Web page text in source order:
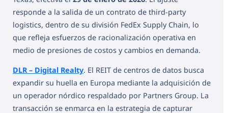
responde a la salida de un contrato de third-party
logistics, dentro de su división FedEx Supply Chain, lo
que refleja esfuerzos de racionalización operativa en
medio de presiones de costos y cambios en demanda.
DLR – Digital Realty. El REIT de centros de datos busca
expandir su huella en Europa mediante la adquisición de
un operador nórdico respaldado por Partners Group. La
transacción se enmarca en la estrategia de capturar